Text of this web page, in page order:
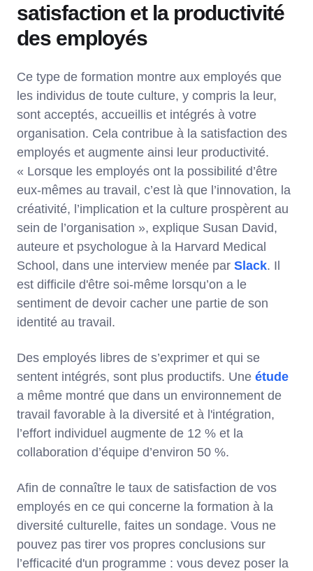
satisfaction et la productivité
des employés
Ce type de formation montre aux employés que
les individus de toute culture, y compris la leur,
sont acceptés, accueillis et intégrés à votre
organisation. Cela contribue à la satisfaction des
employés et augmente ainsi leur productivité.
« Lorsque les employés ont la possibilité d’être
eux-mêmes au travail, c’est là que l’innovation, la
créativité, l’implication et la culture prospèrent au
sein de l’organisation », explique Susan David,
auteure et psychologue à la Harvard Medical
School, dans une interview menée par Slack. Il
est difficile d'être soi-même lorsqu’on a le
sentiment de devoir cacher une partie de son
identité au travail.
Des employés libres de s’exprimer et qui se
sentent intégrés, sont plus productifs. Une étude
a même montré que dans un environnement de
travail favorable à la diversité et à l'intégration,
l’effort individuel augmente de 12 % et la
collaboration d’équipe d’environ 50 %.
Afin de connaître le taux de satisfaction de vos
employés en ce qui concerne la formation à la
diversité culturelle, faites un sondage. Vous ne
pouvez pas tirer vos propres conclusions sur
l’efficacité d'un programme : vous devez poser la